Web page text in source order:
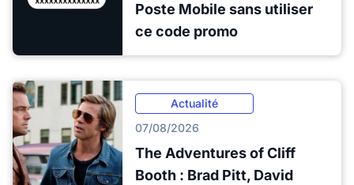
Poste Mobile sans utiliser
ce code promo
Actualité
07/08/2026
The Adventures of Cliff
Booth : Brad Pitt, David